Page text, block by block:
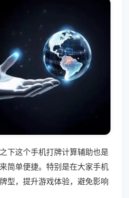
下这个手机打牌计算辅助也是
简单便捷。特别是在大家手机
型，提升游戏体验，避免影响